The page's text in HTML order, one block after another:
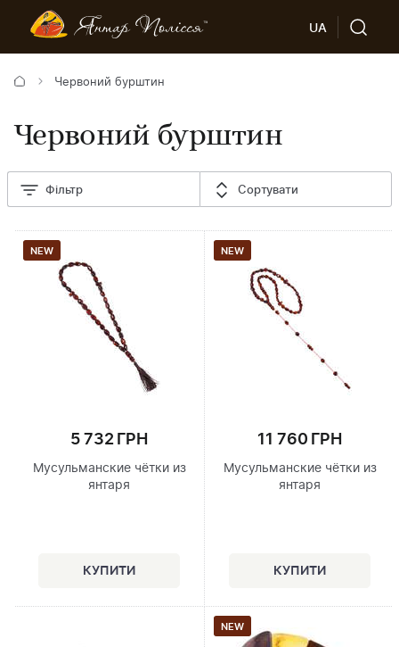
UA
Червоний бурштин
Червоний бурштин
Фільтр Сортувати
NEW
5 732 ГРН
Мусульманские чётки из
янтаря
NEW
11 760 ГРН
Мусульманские чётки из
янтаря
NEW